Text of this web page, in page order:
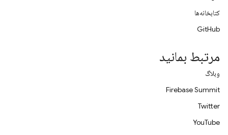
کتابخانه‌ها
GitHub
مرتبط بمانید
وبلاگ
Firebase Summit
Twitter
YouTube